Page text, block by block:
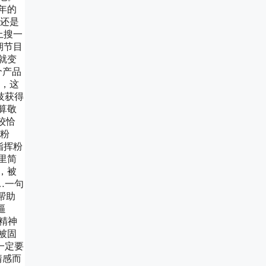
的
是
搜一
目
变
品
这
获得
敬
恰
挥粉
简
被
一句
助
神
固
定要
感而